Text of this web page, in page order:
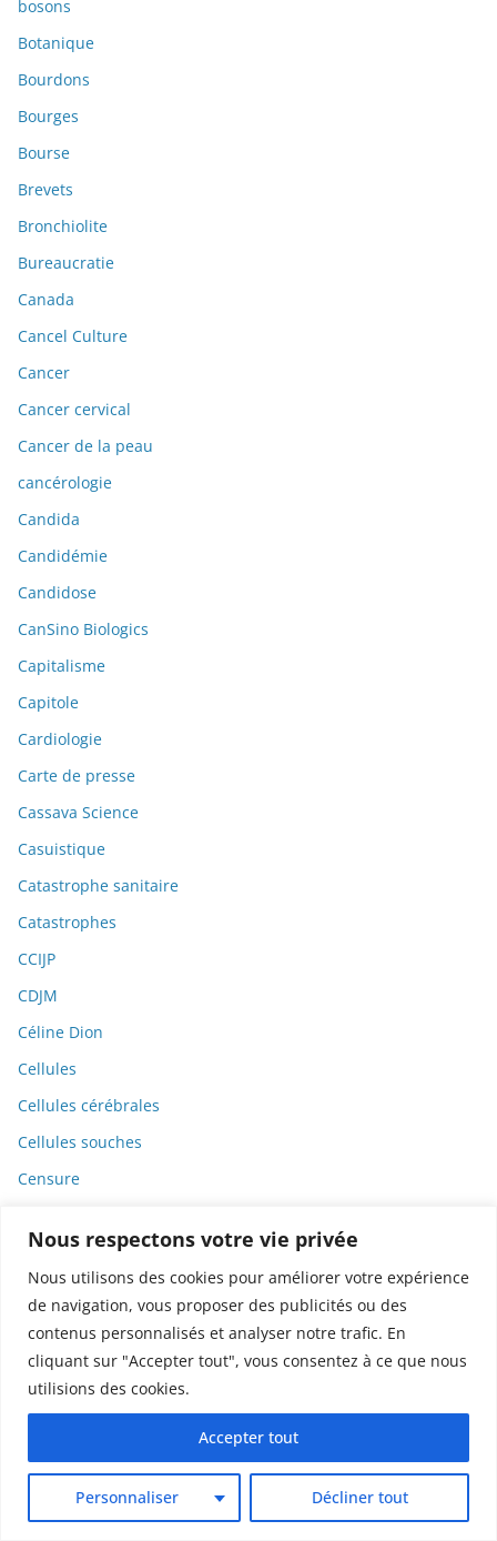
Nous respectons votre vie privée
Nous utilisons des cookies pour améliorer votre expérience
de navigation, vous proposer des publicités ou des
contenus personnalisés et analyser notre trafic. En
cliquant sur "Accepter tout", vous consentez à ce que nous
utilisions des cookies.
Personnaliser Décliner tout
Accepter tout
bosons
Botanique
Bourdons
Bourges
Bourse
Brevets
Bronchiolite
Bureaucratie
Canada
Cancel Culture
Cancer
Cancer cervical
Cancer de la peau
cancérologie
Candida
Candidémie
Candidose
CanSino Biologics
Capitalisme
Capitole
Cardiologie
Carte de presse
Cassava Science
Casuistique
Catastrophe sanitaire
Catastrophes
CCIJP
CDJM
Céline Dion
Cellules
Cellules cérébrales
Cellules souches
Censure
CERN
Cerveau
Champignons
Chant
Charbon
Charles III
Chatbots